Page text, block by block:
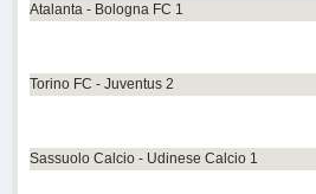
Atalanta - Bologna FC 1
Torino FC - Juventus 2
Sassuolo Calcio - Udinese Calcio 1